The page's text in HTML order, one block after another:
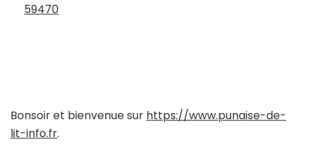
59470
Bonsoir et bienvenue sur https://www.punaise-de-
lit-info.fr.